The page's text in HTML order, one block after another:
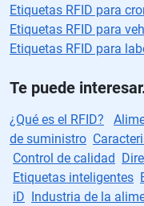
Etiquetas RFID para
Etiquetas RFID para
Etiquetas RFID para
Te puede
¿Qué es el RFID?
de suministro
Control de calidad
Etiquetas inteligentes
iD Industria de la